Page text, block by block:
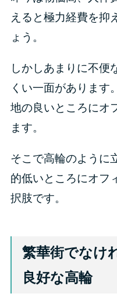
えると極力経費を抑
ょう。
しかしあまりに不便
くい一面があります
地の良いところにオ
ます。
そこで高輪のように
的低いところにオフ
択肢です。
繁華街でなけ
良好な高輪